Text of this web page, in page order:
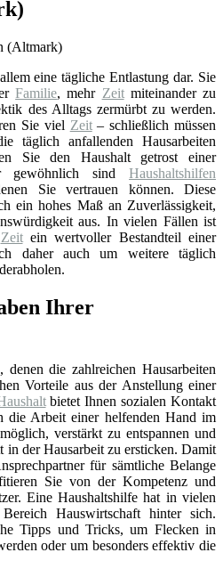
eine tägliche Entlastung dar. Sie
Familie, mehr Zeitmiteinander zu
des Alltags zermürbt zu werden.
Sie viel Zeit– schließlich müssen
täglich anfallenden Hausarbeiten
Sie den Haushalt getrost einer
gewöhnlich sind Haushaltshilfen
Sie vertrauen können. Diese
ein hohes Maß an Zuverlässigkeit,
aus. In vielen Fällen ist
Zeitein wertvoller Bestandteil einer
daher auch um weitere täglich
Ihrer
denen die zahlreichen Hausarbeiten
Vorteile aus der Anstellung einer
bietet Ihnen sozialen Kontakt
die Arbeit einer helfenden Hand im
verstärkt zu entspannen und
in der Hausarbeit zu ersticken. Damit
für sämtliche Belange
Sie von der Kompetenz und
Eine Haushaltshilfe hat in vielen
Hauswirtschaft hinter sich.
Tipps und Tricks, um Flecken in
oder um besonders effektiv die